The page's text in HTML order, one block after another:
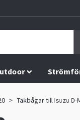
Takbågar till Isuzu D-